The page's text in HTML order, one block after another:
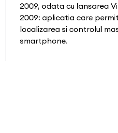
2009, odata cu lansarea
2009: aplicatia care
localizarea si controlul
smartphone.